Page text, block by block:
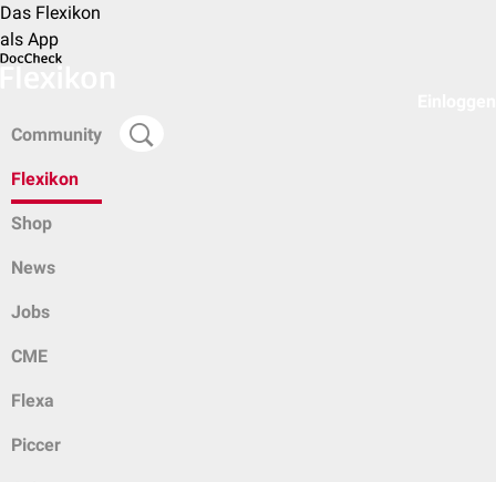
Das Flexikon
als App
Community
Flexikon
Shop
News
Jobs
CME
Flexa
Piccer